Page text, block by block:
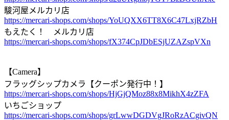
駿河屋メルカリ店
https://mercari-shops.com/shops/YoUQXX6TT8X6C47LxjRZbH
もえたく！ メルカリ店
https://mercari-shops.com/shops/fX374CpJDbESjUZAZspVXn
【Camera】
フラッグシップカメラ【クーポン発行中！】
https://mercari-shops.com/shops/HjGjQMoz88x8MikhX4zZFA
いちごショップ
https://mercari-shops.com/shops/grLwwDGDVgJRoRzACgivQN